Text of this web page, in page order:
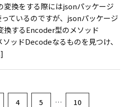
換をする際にはjsonパッケージ
ているのですが、jsonパッケージ
換するEncoder型のメソッド
ッドDecodeなるものを見つけ、
4 5 … 10